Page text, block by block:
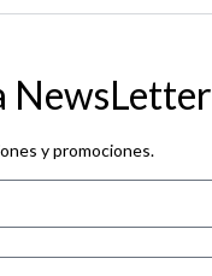
NewsLetter
y promociones.